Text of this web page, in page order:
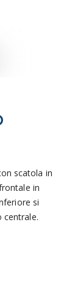
scatola in
in
si
centrale.